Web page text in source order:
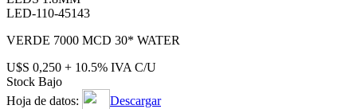
LED-110-45143
VERDE 7000 MCD 30* WATER
U$S 0,250 + 10.5% IVA C/U
Stock Bajo
Hoja de datos:
Descargar